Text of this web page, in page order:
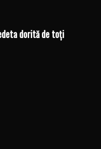
dorită de toți